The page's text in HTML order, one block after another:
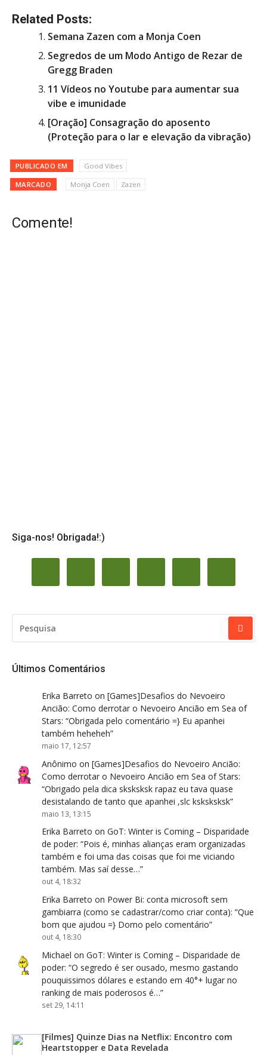
Related Posts:
Semana Zazen com a Monja Coen
Segredos de um Modo Antigo de Rezar de
Gregg Braden
11 Vídeos no Youtube para aumentar sua
vibe e imunidade
[Oração] Consagração do aposento
(Proteção para o lar e elevação da vibração)
PUBLICADO EM Good Vibes
MARCADO Monja Coen Zazen
Comente!
Siga-nos! Obrigada!:)
POR:
Últimos Comentários
Erika Barreto on [Games]Desafios do Nevoeiro
Ancião: Como derrotar o Nevoeiro Ancião em Sea of
Stars: “Obrigada pelo comentário =} Eu apanhei
também heheheh”
maio 17, 12:57
Anônimo on [Games]Desafios do Nevoeiro Ancião:
Como derrotar o Nevoeiro Ancião em Sea of Stars:
“Obrigado pela dica sksksksk rapaz eu tava quase
desistalando de tanto que apanhei ,slc ksksksksk”
maio 13, 13:15
Erika Barreto on GoT: Winter is Coming – Disparidade
de poder: “Pois é, minhas alianças eram organizadas
também e foi uma das coisas que foi me viciando
também. Mas saí desse…”
out 4, 18:32
Erika Barreto on Power Bi: conta microsoft sem
gambiarra (como se cadastrar/como criar conta): “Que
bom que ajudou =} Domo pelo comentário”
out 4, 18:30
Michael on GoT: Winter is Coming – Disparidade de
poder: “O segredo é ser ousado, mesmo gastando
pouquissimos dólares e estando em 40°+ lugar no
ranking de mais poderosos é…”
set 29, 14:11
[Filmes] Quinze Dias na Netflix: Encontro com
Heartstopper e Data Revelada